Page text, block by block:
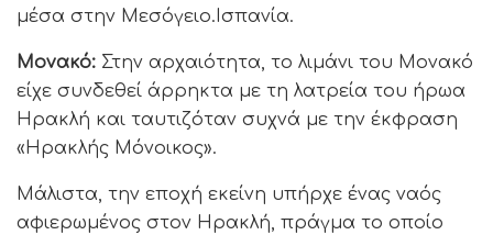
μέσα στην Μεσόγειο.Ισπανία.
Μονακό: Στην αρχαιότητα, το λιμάνι του Μονακό
είχε συνδεθεί άρρηκτα με τη λατρεία του ήρωα
Ηρακλή και ταυτιζόταν συχνά με την έκφραση
«Ηρακλής Μόνοικος».
Μάλιστα, την εποχή εκείνη υπήρχε ένας ναός
αφιερωμένος στον Ηρακλή, πράγμα το οποίο